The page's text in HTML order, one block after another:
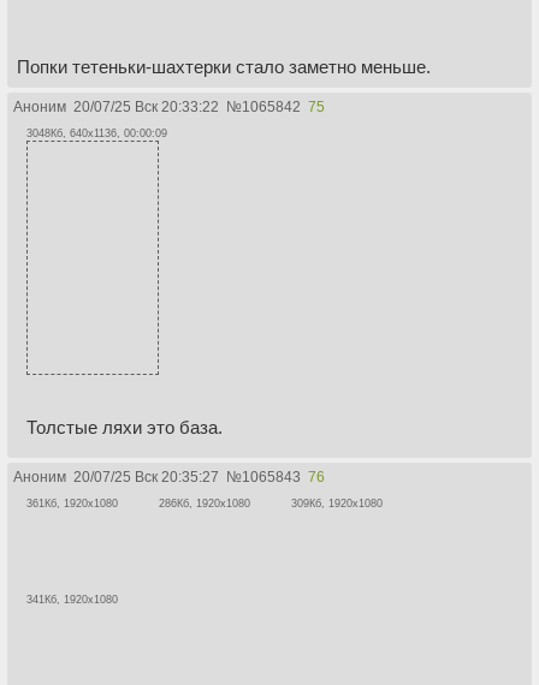
Попки тетеньки-шахтерки стало заметно меньше.
Аноним 20/07/25 Вск 20:33:22 №1065842 75
3048Кб, 640x1136, 00:00:09
Толстые ляхи это база.
Аноним 20/07/25 Вск 20:35:27 №1065843 76
361Кб, 1920x1080 286Кб, 1920x1080 309Кб, 1920x1080
341Кб, 1920x1080